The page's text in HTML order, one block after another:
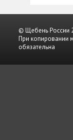
© Щебень России
При копировании
обязательна